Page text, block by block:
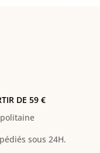
DE 59 €
sous 24H.